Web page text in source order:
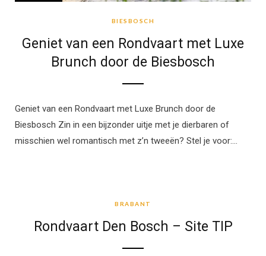
BIESBOSCH
Geniet van een Rondvaart met Luxe
Brunch door de Biesbosch
Geniet van een Rondvaart met Luxe Brunch door de
Biesbosch Zin in een bijzonder uitje met je dierbaren of
misschien wel romantisch met z’n tweeën? Stel je voor:…
BRABANT
Rondvaart Den Bosch – Site TIP